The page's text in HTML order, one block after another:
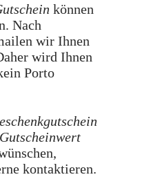
können
Nach
wir Ihnen
wird Ihnen
Porto
Gutscheinwert
kontaktieren.